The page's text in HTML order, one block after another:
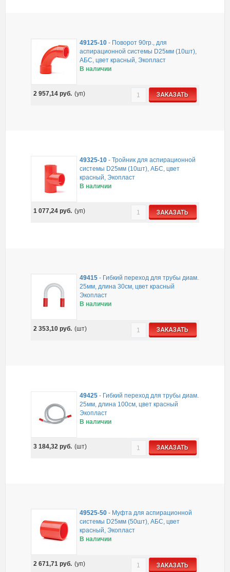
49125-10 - Поворот 90гр., для
аспирационной системы D25мм (10шт),
АБС, цвет красный, Экопласт
В наличии
2 957,14руб. (уп) ЗАКАЗАТЬ
49325-10 -Тройник для аспирационной
системы D25мм (10шт), АБС, цвет
красный, Экопласт
В наличии
1 077,24руб. (уп) ЗАКАЗАТЬ
49415 - Гибкий переход для трубы диам.
25мм, длина 30см, цвет красный
Экопласт
В наличии
2 353,10руб. (шт) ЗАКАЗАТЬ
49425 - Гибкий переход для трубы диам.
25мм, длина 100см, цвет красный
Экопласт
В наличии
3 184,32руб. (шт) ЗАКАЗАТЬ
49525-50 - Муфта для аспирационной
системы D25мм (50шт), АБС, цвет
красный, Экопласт
В наличии
2 671,71руб. (уп) ЗАКАЗАТЬ